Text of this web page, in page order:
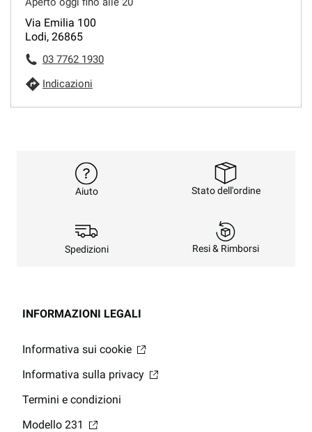
Via Emilia 100
Lodi, 26865
03 7762 1930
Indicazioni
Aiuto Stato dell'ordine
Spedizioni Resi & Rimborsi
INFORMAZIONI LEGALI
Informativa sui cookie
Informativa sulla privacy
Termini e condizioni
Modello 231